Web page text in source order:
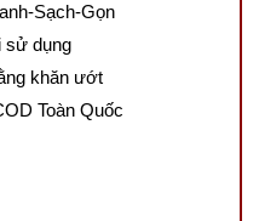
Sạch-Gọn
sử dụng
khăn ướt
Toàn Quốc